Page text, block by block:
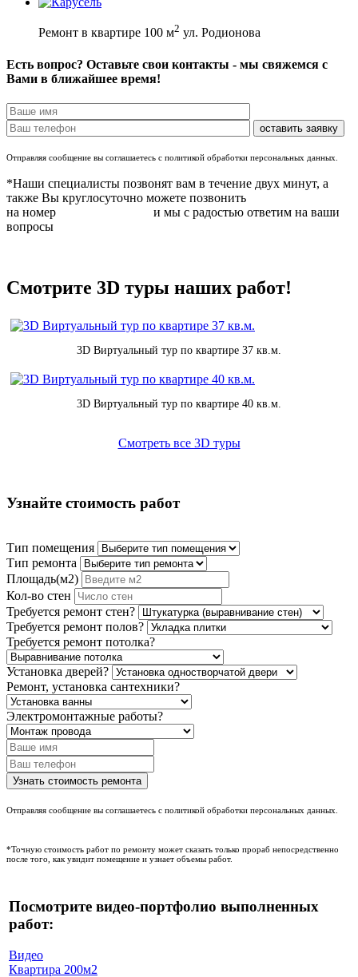
Ремонт в квартире 100 м2 ул. Родионова
Есть вопрос? Оставьте свои контакты - мы свяжемся с
Вами в ближайшее время!
Отправляя сообщение вы соглашаетесь с политикой обработки персональных данных.
*Наши специалисты позвонят вам в течение двух минут, а
также Вы круглосуточно можете позвонить
на номер
и мы с радостью ответим на ваши
вопросы
Смотрите 3D туры наших работ!
3D Виртуальный тур по квартире 37 кв.м.
3D Виртуальный тур по квартире 40 кв.м.
Смотреть все 3D туры
Узнайте стоимость работ
Тип помещения
Тип ремонта
Площадь(м2)
Кол-во стен
Требуется ремонт стен?
Требуется ремонт полов?
Требуется ремонт потолка?
Установка дверей?
Ремонт, установка сантехники?
Электромонтажные работы?
Отправляя сообщение вы соглашаетесь с политикой обработки персональных данных.
*Точную стоимость работ по ремонту может сказать только прораб непосредственно
после того, как увидит помещение и узнает объемы работ.
Посмотрите видео-портфолио выполненных
работ:
Видео
Квартира 200м2